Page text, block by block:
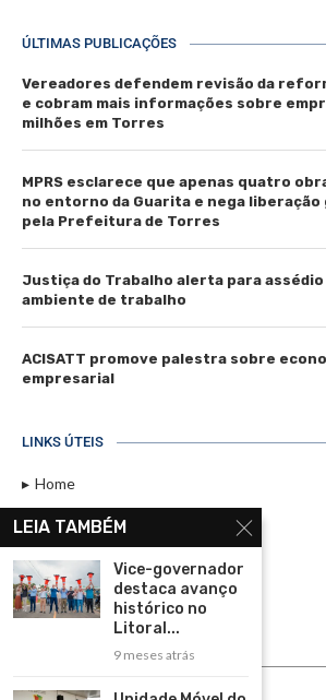
ÚLTIMAS PUBLICAÇÕES
Vereadores defendem revisão da
e cobram mais informações sobre
milhões em Torres
MPRS esclarece que apenas quatro
no entorno da Guarita e nega liberação
pela Prefeitura de Torres
Justiça do Trabalho alerta para
ambiente de trabalho
ACISATT promove palestra sobre
empresarial
LINKS ÚTEIS
Home
Assinar
Contato
Política de Privacidade
Rádio Maristela - Ao Vivo
LEIA TAMBÉM
Vice-governador
destaca avanço
histórico no
Litoral...
9 meses atrás